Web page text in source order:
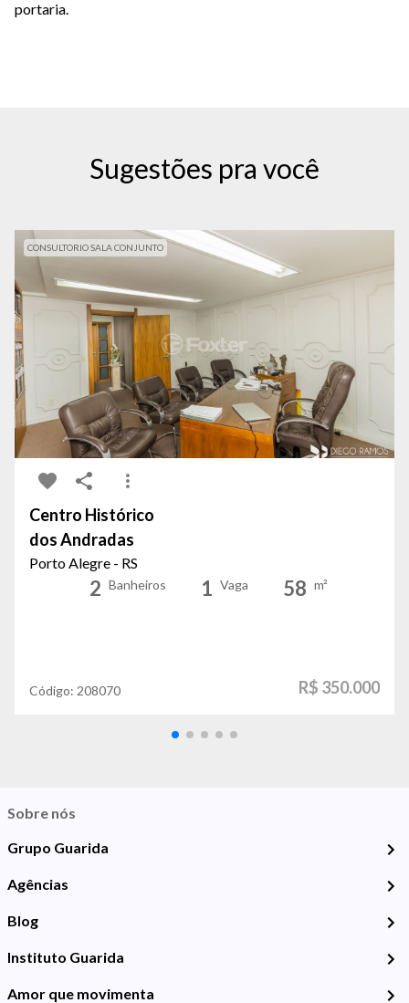
portaria.
Sugestões pra você
CONSULTORIO SALA CONJUNTO
Centro Histórico
dos Andradas
Porto Alegre - RS
2 Banheiros 1 Vaga 58 m²
Código: 208070 R$ 350.000
Sobre nós
Grupo Guarida
Agências
Blog
Instituto Guarida
Amor que movimenta